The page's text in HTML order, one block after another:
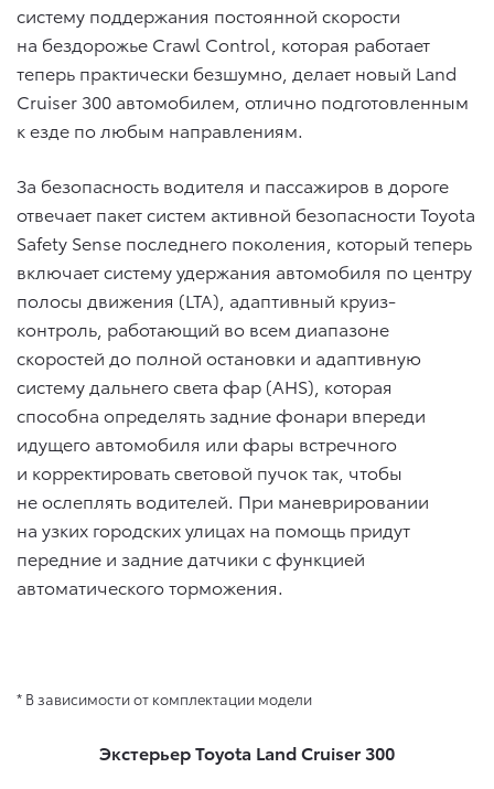
систему поддержания постоянной скорости
на бездорожье Crawl Control, которая работает
теперь практически безшумно, делает новый Land
Cruiser 300 автомобилем, отлично подготовленным
к езде по любым направлениям.
За безопасность водителя и пассажиров в дороге
отвечает пакет систем активной безопасности Toyota
Safety Sense последнего поколения, который теперь
включает систему удержания автомобиля по центру
полосы движения (LTA), адаптивный круиз-
контроль, работающий во всем диапазоне
скоростей до полной остановки и адаптивную
систему дальнего света фар (AHS), которая
способна определять задние фонари впереди
идущего автомобиля или фары встречного
и корректировать световой пучок так, чтобы
не ослеплять водителей. При маневрировании
на узких городских улицах на помощь придут
передние и задние датчики с функцией
автоматического торможения.
* В зависимости от комплектации модели
Экстерьер Toyota Land Cruiser 300